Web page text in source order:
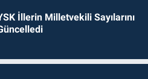
İllerin Milletvekili Sayılarını